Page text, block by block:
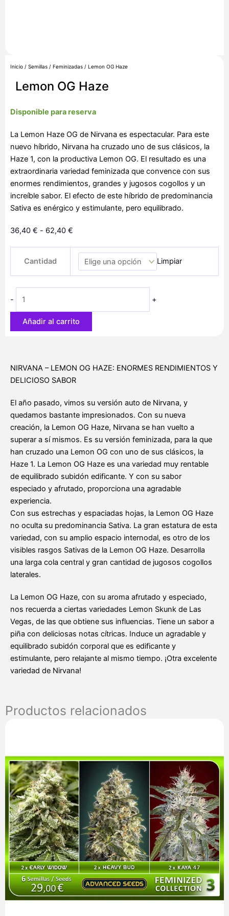
Inicio / Semillas / Feminizadas / Lemon OG Haze
Lemon OG Haze
Disponible para reserva
La Lemon Haze OG de Nirvana es espectacular. Para este
nuevo híbrido, Nirvana ha cruzado uno de sus clásicos, la
Haze 1, con la productiva Lemon OG. El resultado es una
extraordinaria variedad feminizada que convence con sus
enormes rendimientos, grandes y jugosos cogollos y un
increíble sabor. El efecto de este híbrido de predominancia
Sativa es enérgico y estimulante, pero equilibrado.
36,40 € - 62,40 €
precios:
desde
36,40 €
Cantidad Limpiar
-
OG
Haze
cantidad
+
Añadir al carrito
NIRVANA – LEMON OG HAZE: ENORMES RENDIMIENTOS Y
DELICIOSO SABOR
El año pasado, vimos su versión auto de Nirvana, y
quedamos bastante impresionados. Con su nueva
creación, la Lemon OG Haze, Nirvana se han vuelto a
superar a sí mismos. Es su versión feminizada, para la que
han cruzado una Lemon OG con uno de sus clásicos, la
Haze 1. La Lemon OG Haze es una variedad muy rentable
de equilibrado subidón edificante. Y con su sabor
especiado y afrutado, proporciona una agradable
experiencia.
Con sus estrechas y espaciadas hojas, la Lemon OG Haze
no oculta su predominancia Sativa. La gran estatura de esta
variedad, con su amplio espacio internodal, es otro de los
visibles rasgos Sativas de la Lemon OG Haze. Desarrolla
una larga cola central y gran cantidad de jugosos cogollos
laterales.
La Lemon OG Haze, con su aroma afrutado y especiado,
nos recuerda a ciertas variedades Lemon Skunk de Las
Vegas, de las que obtiene sus influencias. Tiene un sabor a
piña con deliciosas notas cítricas. Induce un agradable y
equilibrado subidón corporal que es edificante y
estimulante, pero relajante al mismo tiempo. ¡Otra excelente
variedad de Nirvana!
Productos relacionados